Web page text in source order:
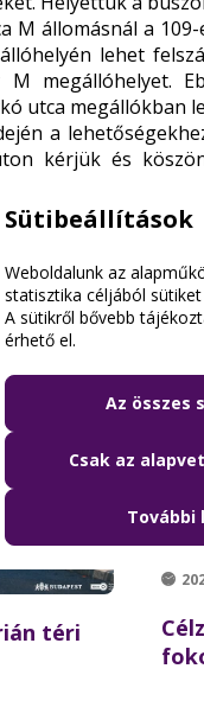
M állomásnál a
lehet
megállóhelyet.
utca megállókban
a
kérjük és
téri
Sütibeállítások
Weboldalunk az
statisztika céljából sütiket
A sütikről bővebb
érhető el.
Az összes
Csak az
További